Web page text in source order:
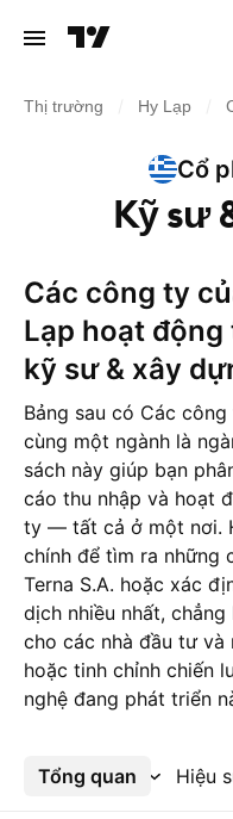
Thị trường Hy Lạp
Cổ
Kỹ sư
Các công ty của Các công ty Hy
Lạp hoạt
kỹ sư & xây
Bảng sau có Các
cùng một ngành là
sách này giúp bạn
cáo thu nhập và hoạt
ty — tất cả ở một nơi.
chính để tìm ra những
Terna S.A. hoặc xác
dịch nhiều nhất,
cho các nhà đầu tư và
hoặc tinh chỉnh chiến
nghệ đang phát triển
Tổng quan Hiệu
Xem thêm